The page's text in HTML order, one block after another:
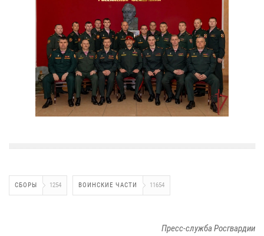
СБОРЫ 1254 ВОИНСКИЕ ЧАСТИ 11654
Пресс-служба Росгвардии